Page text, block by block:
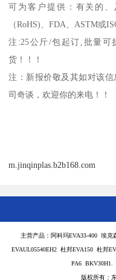
可为客户提供：有关的、
（RoHS) 、FDA ASTM或
注 :25公斤/包起订 批量可
货！！！
注：新报价敬及其如对该
司奇谈，欢迎你的来电！！
m.jinqinplas.b2b168.com
主营产品：阿科玛EVA33-400 埃克
EVAUL05540EH2 杜邦EVA150 杜邦
PA6
版权所有：